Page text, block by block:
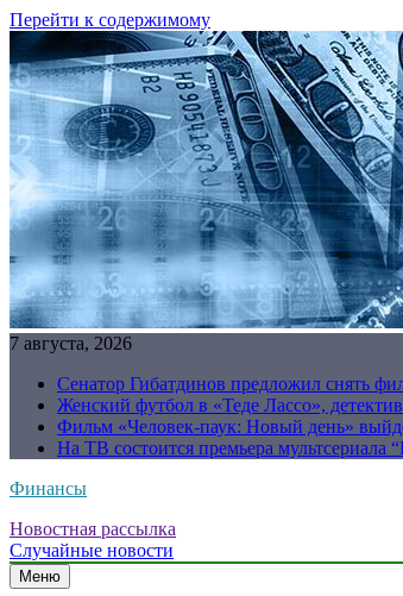
Перейти к содержимому
7 августа, 2026
Сенатор Гибатдинов предложил снять
Женский футбол в «Теде Лассо»,
Фильм «Человек-паук: Новый день»
На ТВ состоится премьера мультсериала
Финансы
Новостная рассылка
Случайные новости
Меню